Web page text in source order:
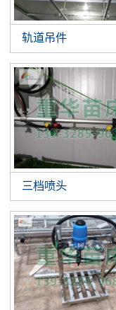
轨道吊件
三档喷头